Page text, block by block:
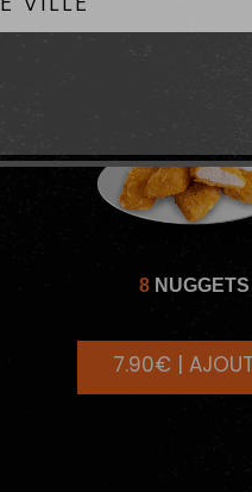
8 NUGGETS
7.90€ |